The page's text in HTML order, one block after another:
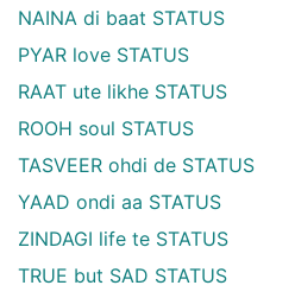
NAINA di baat STATUS
PYAR love STATUS
RAAT ute likhe STATUS
ROOH soul STATUS
TASVEER ohdi de STATUS
YAAD ondi aa STATUS
ZINDAGI life te STATUS
TRUE but SAD STATUS